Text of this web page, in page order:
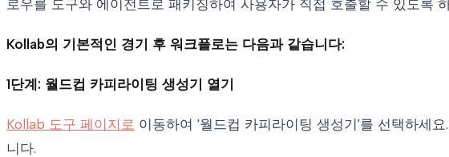
로우를 도구와 에이전트로 패키징하여 사용자가 직접 호출할 수 있도록
Kollab의 기본적인 경기 후 워크플로는 다음과 같습니다:
1단계: 월드컵 카피라이팅 생성기 열기
Kollab 도구 페이지로 이동하여 '월드컵 카피라이팅 생성기'를 선택하세
니다.